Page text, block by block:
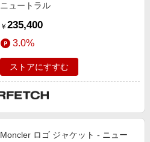
ニュートラル
￥ 235,400
3.0%
ストアにすすむ
Moncler ロゴ ジャケット - ニュー